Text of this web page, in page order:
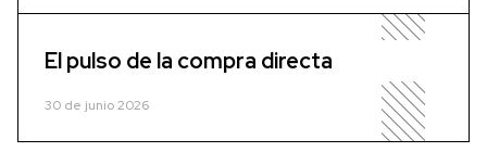
El pulso de la compra directa
30 de junio 2026